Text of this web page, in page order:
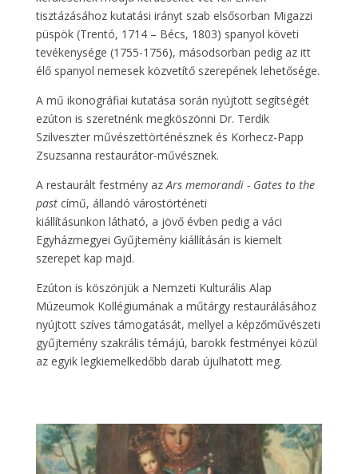
tisztázásához kutatási irányt szab elsősorban Migazzi
püspök (Trentó, 1714 – Bécs, 1803) spanyol követi
tevékenysége (1755-1756), másodsorban pedig az itt
élő spanyol nemesek közvetítő szerepének lehetősége.
A mű ikonográfiai kutatása során nyújtott segítségét
ezúton is szeretnénk megköszönni Dr. Terdik
Szilveszter művészettörténésznek és Korhecz-Papp
Zsuzsanna restaurátor-művésznek.
A restaurált festmény azArs memorandi - Gates to the
pastcímű, állandó várostörténeti
kiállításunkon látható, a jövő évben pedig a váci
Egyházmegyei Gyűjtemény kiállításán is kiemelt
szerepet kap majd.
Ezúton is köszönjük a Nemzeti Kulturális Alap
Múzeumok Kollégiumának a műtárgy restaurálásához
nyújtott szíves támogatását, mellyel a képzőművészeti
gyűjtemény szakrális témájú, barokk festményei közül
az egyik legkiemelkedőbb darab újulhatott meg.